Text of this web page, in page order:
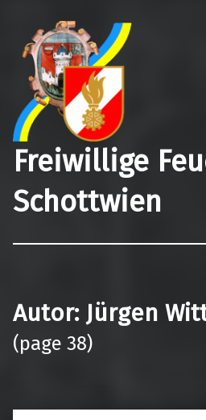
Freiwillige
Schottwien
Autor: Jürgen
(page 38)